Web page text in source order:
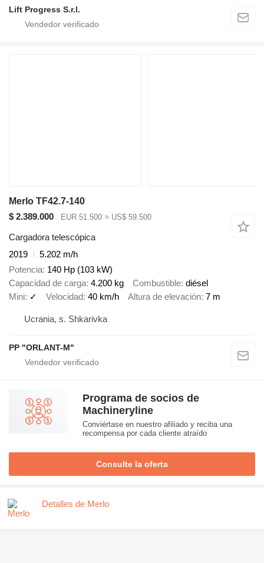
Lift Progress S.r.l.
Merlo TF42.7-140
$ 2.389.000
EUR 51.500 ≈ US$ 59.500
Cargadora telescópica
2019
5.202 m/h
Potencia 140 Hp (103 kW)
Capacidad de carga 4.200 kg Combustible diésel
Mini ✓ Velocidad 40 km/h Altura de elevación 7 m
Ucrania, s. Shkarivka
PP "ORLANT-M"
Programa de socios de
Machineryline
Conviértase en nuestro afiliado y reciba una
recompensa por cada cliente atraído
Consulte la oferta
Detalles de Merlo